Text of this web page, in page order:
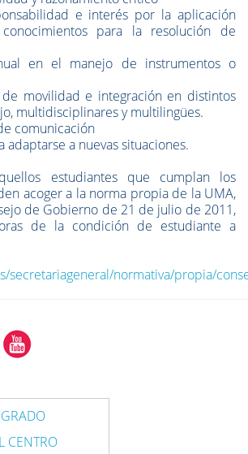
e interés por la aplicación
para la resolución de
en el manejo de instrumentos o
movilidad e integración en distintos
multidisciplinares y multilingües.
comunicación
adaptarse a nuevas situaciones.
estudiantes que cumplan los
acoger a la norma propia de la UMA,
de Gobierno de 21 de julio de 2011,
de la condición de estudiante a
secretariageneral/normativa/propia/
CENTRO